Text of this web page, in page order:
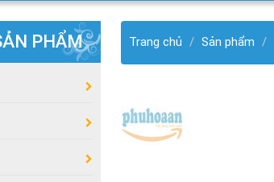
Trang chủ Sản phẩm
PHẨM